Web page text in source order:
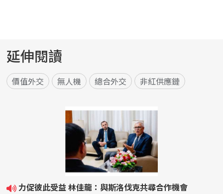
延伸閱讀
價值外交 無人機 總合外交 非紅供應鏈
力促彼此受益 林佳龍：與斯洛伐克共尋合作機會